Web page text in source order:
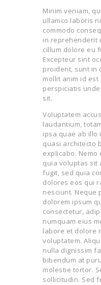
Minim veniam,
ullamco laboris
commodo
in reprehenderit
cillum dolore eu
Excepteur sint
proident, sunt in
mollit anim id
perspiciatis
sit.
Voluptatem
laudantium,
ipsa quae ab
quasi architecto
explicabo. Nemo
quia voluptas sit
fugit, sed quia
dolores eos qui
nesciunt. Neque
dolorem ipsum
consectetur,
numquam eius
labore et dolore
voluptatem.
nulla dignissim
bibendum at
molestie tortor.
sollicitudin. Sed